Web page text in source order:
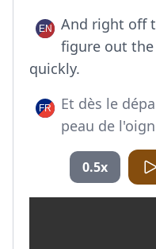
And right off
figure out
quickly.
Et dès le
peau de
0.5x